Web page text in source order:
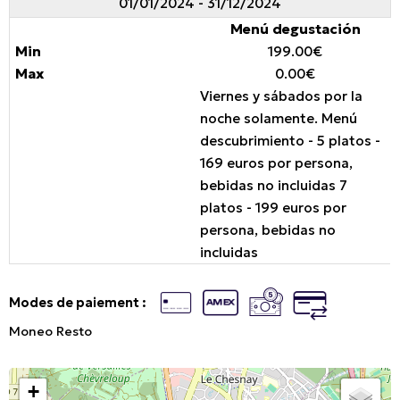
Menú degustación
199.00€
0.00€
Viernes y sábados por la
noche solamente. Menú
descubrimiento - 5 platos -
169 euros por persona,
bebidas no incluidas 7
platos - 199 euros por
persona, bebidas no
incluidas
Modes de paiement :
Moneo Resto
+